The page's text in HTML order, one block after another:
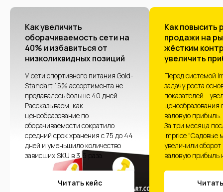
Как увеличить
оборачиваемость сети на
40% и избавиться от
низколиквидных позиций
У сети спортивного питания Gold-
Standart 15% ассортимента не
продавалось больше 40 дней.
Рассказываем, как
ценообразование по
оборачиваемости сократило
средний срок хранения с 75 до 44
дней и уменьшило количество
зависших SKU в 3,6 раза.
Читать кейс
Как повысить
продажи на
жёстким
увеличить
Перед системой
задачу роста
показателей -
ценообразования
валовую прибыль.
За три месяца
Imprice "Садовые
увеличили оборот
валовую прибыль